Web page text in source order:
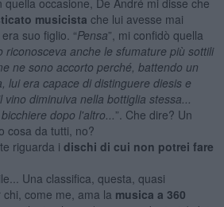
musicista che lui avesse mai
suo figlio. “Pensa”, mi confidò quella
riconosceva anche le sfumature più sottili
ne sono accorto perché, battendo un
lui era capace di distinguere diesis e
diminuiva nella bottiglia stessa
dopo l'altro... ”. Che dire? Un
cosa da tutti, no?
riguarda i dischi di cui non potrei fare
Una classifica, questa, quasi
come me, ama la musica a 360